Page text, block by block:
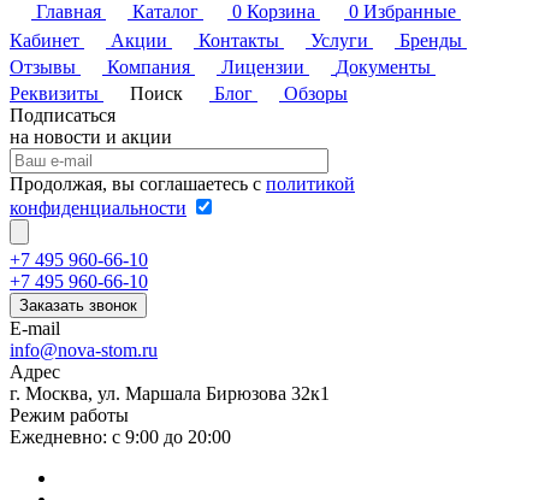
Главная
Каталог 0 Корзина 0 Избранные
Кабинет
Акции Контакты Услуги
Бренды
Отзывы
Компания Лицензии
Документы
Реквизиты
Поиск Блог
Обзоры
Подписаться
на новости и акции
Продолжая, вы соглашаетесь с политикой
конфиденциальности
+7 495 960-66-10
+7 495 960-66-10
Заказать звонок
E-mail
info@nova-stom.ru
Адрес
г. Москва, ул. Маршала Бирюзова 32к1
Режим работы
Ежедневно: с 9:00 до 20:00